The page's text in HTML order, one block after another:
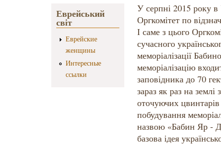
Еврейський
світ
Еврейские
женщины
Интересные
ссылки
У серпні 2015 року в
Оргкомітет по
І саме з цього
сучасного
меморіалізації
меморіалізацію
заповідника до 70
зараз як раз на
оточуючих
побудування
назвою «Бабин Яр -
базова ідея